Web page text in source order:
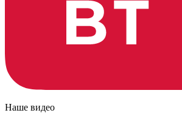
Наше видео